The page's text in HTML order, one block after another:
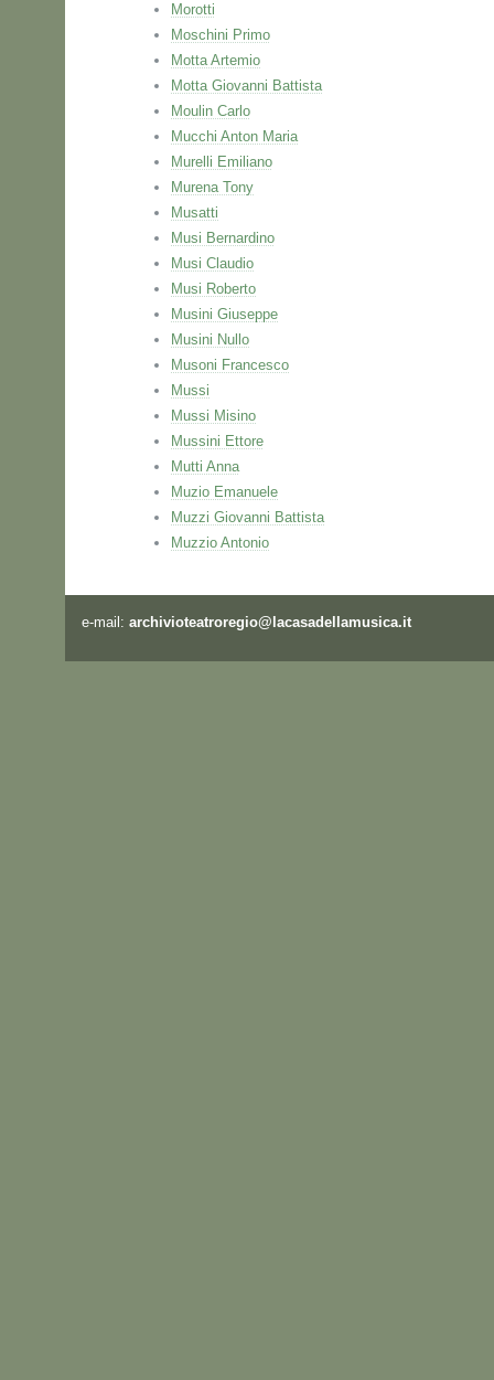
Morotti
Moschini Primo
Motta Artemio
Motta Giovanni Battista
Moulin Carlo
Mucchi Anton Maria
Murelli Emiliano
Murena Tony
Musatti
Musi Bernardino
Musi Claudio
Musi Roberto
Musini Giuseppe
Musini Nullo
Musoni Francesco
Mussi
Mussi Misino
Mussini Ettore
Mutti Anna
Muzio Emanuele
Muzzi Giovanni Battista
Muzzio Antonio
e-mail: archivioteatroregio@lacasadellamusica.it